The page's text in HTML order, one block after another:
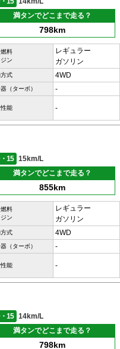
満タンでどこまで走る？
798km
料
ン
レギュラー
ガソリン
式 4WD
（ターボ） -
能 -
15
15km/L
満タンでどこまで走る？
855km
料
ン
レギュラー
ガソリン
式 4WD
（ターボ） -
能 -
15
14km/L
満タンでどこまで走る？
798km